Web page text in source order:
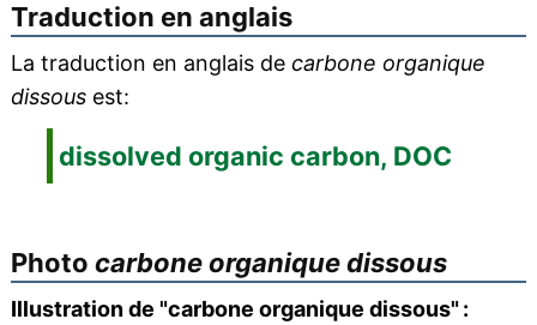
Traduction en anglais
La traduction en anglais de carbone organique
dissousest:
dissolved organic carbon, DOC
Photo carbone organique dissous
Illustration de "carbone organique dissous" :